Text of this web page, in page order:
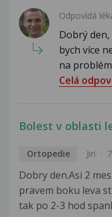
Odpovídá
Dobrý
bych více
na
Celá
Bolest v oblasti
Ortopedie Jiri
Dobry den.Asi 2
pravem boku leva
tak po 2-3 hod